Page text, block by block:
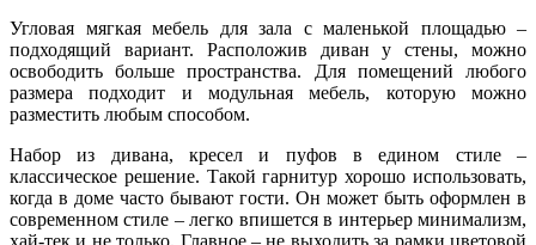
Угловая мягкая мебель для зала с маленькой площадью –
подходящий вариант. Расположив диван у стены, можно
освободить больше пространства. Для помещений любого
размера подходит и модульная мебель, которую можно
разместить любым способом.
Набор из дивана, кресел и пуфов в едином стиле –
классическое решение. Такой гарнитур хорошо использовать,
когда в доме часто бывают гости. Он может быть оформлен в
современном стиле – легко впишется в интерьер минимализм,